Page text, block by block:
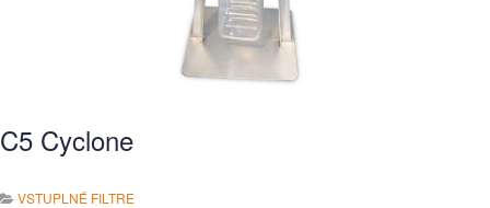
C5 Cyclone
VSTUPLNÉ FILTRE